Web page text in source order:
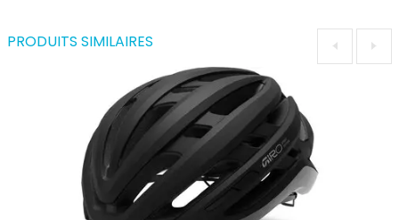
PRODUITS SIMILAIRES